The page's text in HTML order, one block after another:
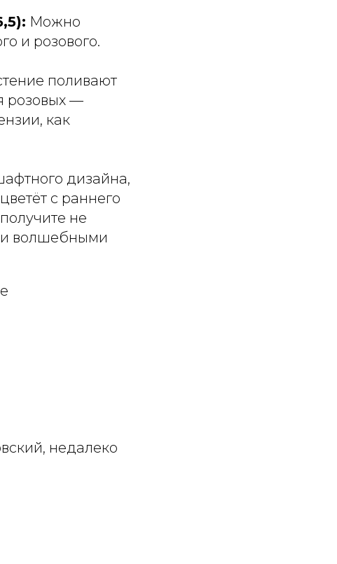
Можно
и розового.
поливают
розовых —
как
дизайна,
с раннего
не
и волшебными
недалеко